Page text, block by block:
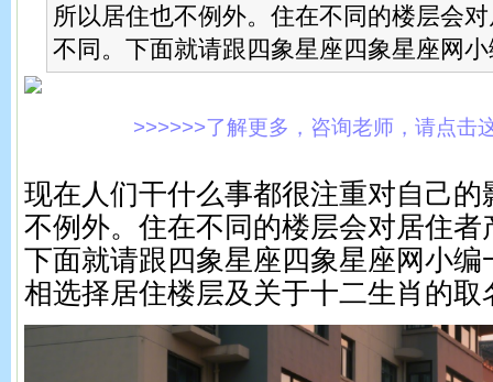
所以居住也不例外。住在不同的楼层会
不同。下面就请跟四象星座四象星座网
>>>>>>了解更多，咨询老师，请点击
现在人们干什么事都很注重对自己的
不例外。住在不同的楼层会对居住者
下面就请跟四象星座四象星座网小编
相选择居住楼层及关于十二生肖的取